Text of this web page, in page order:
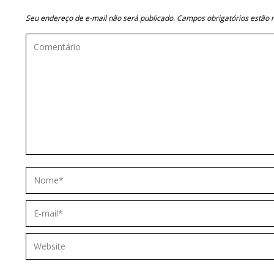
Seu endereço de e-mail não será publicado. Campos obrigatórios estão
Comentário
Nome *
E-mail *
Website